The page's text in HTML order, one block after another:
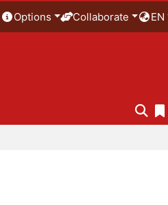
Options Collaborate EN